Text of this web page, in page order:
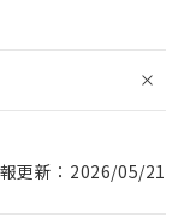
更新：2026/05/21